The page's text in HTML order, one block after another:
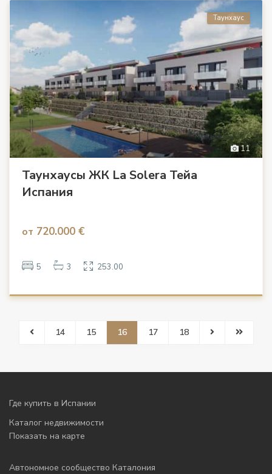
11
Таунхаус
Таунхаусы ЖК La Solera Тейа
Испания
от 720.000 €
5 3 253.00
14 15 16 17 18
Где купить в Испании
Каталог недвижимости
Показать на карте
Автономное сообщество Каталония